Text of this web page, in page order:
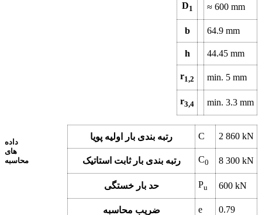
D1 ≈ 600 mm
b 64.9 mm
h 44.45 mm
r1,2 min. 5 mm
r3,4 min. 3.3 mm
داده
های
محاسبه
رتبه بندی بار اولیه پویا C 2 860 kN
رتبه بندی بار ثابت استاتیک C0 8 300 kN
حد بار خستگی Pu 600 kN
ضریب محاسبه e 0.79